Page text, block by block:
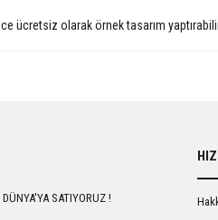
ücretsiz olarak örnek tasarım
SATIYORUZ !